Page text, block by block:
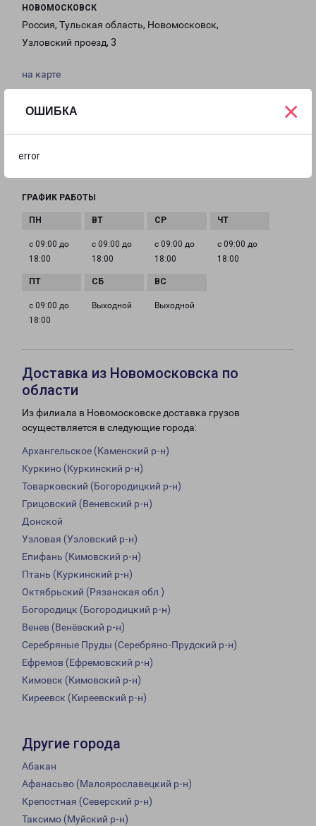
ОШИБКА
error
×
НОВОМОСКОВСК
Россия, Тульская область, Новомосковск,
Узловский проезд, 3
на карте
ТЕЛЕФОН
ГРАФИК РАБОТЫ
с 09:00 до
18:00
с 09:00 до
18:00
с 09:00 до
18:00
с 09:00 до
18:00
с 09:00 до
18:00
Выходной Выходной
Доставка из Новомосковска по
области
Из филиала в Новомосковске доставка грузов
осуществляется в следующие города:
Архангельское (Каменский р-н)
Куркино (Куркинский р-н)
Товарковский (Богородицкий р-н)
Грицовский (Веневский р-н)
Донской
Узловая (Узловский р-н)
Епифань (Кимовский р-н)
Птань (Куркинский р-н)
Октябрьский (Рязанская обл.)
Богородицк (Богородицкий р-н)
Венев (Венёвский р-н)
Серебряные Пруды (Серебряно-Прудский р-н)
Ефремов (Ефремовский р-н)
Кимовск (Кимовский р-н)
Киреевск (Киреевский р-н)
Другие города
Абакан
Афанасьво (Малоярославецкий р-н)
Крепостная (Северский р-н)
Таксимо (Муйский р-н)